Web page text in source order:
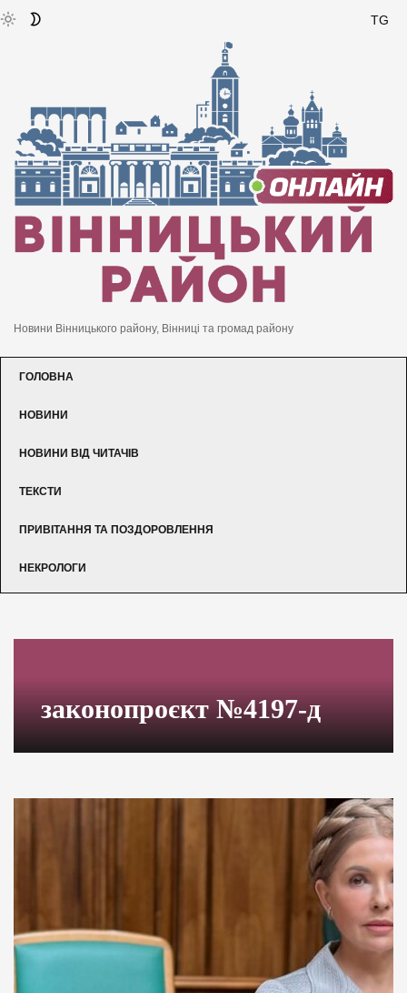
TG
Новини Вінницького району, Вінниці та громад району
ГОЛОВНА
НОВИНИ
НОВИНИ ВІД ЧИТАЧІВ
ТЕКСТИ
ПРИВІТАННЯ ТА ПОЗДОРОВЛЕННЯ
НЕКРОЛОГИ
законопроєкт №4197-д